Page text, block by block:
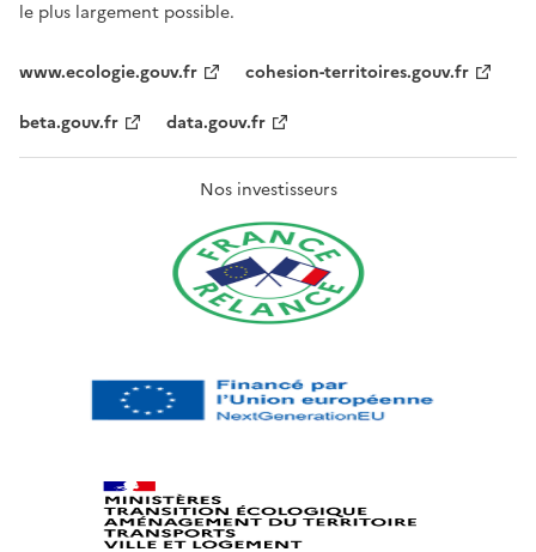
le plus largement possible.
www.ecologie.gouv.fr
cohesion-territoires.gouv.fr
beta.gouv.fr
data.gouv.fr
Nos investisseurs